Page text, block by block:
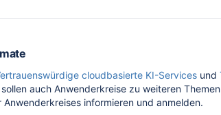
cloudbasierte KI-Services und
auch Anwenderkreise zu weiteren
informieren und anmelden.